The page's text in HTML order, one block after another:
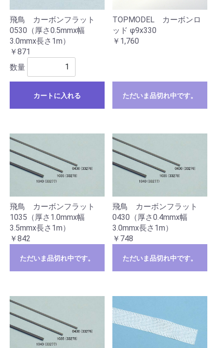
飛鳥 カーボンフラット
0530（厚さ0.5mmx幅
3.0mmx長さ1m）
￥871
数量
カートに入れる
TOPMODEL カーボンロ
ッド φ9x330
￥1,760
ただいま品切れ中です。
飛鳥 カーボンフラット
1035（厚さ1.0mmx幅
3.5mmx長さ1m）
￥842
ただいま品切れ中です。
飛鳥 カーボンフラット
0430（厚さ0.4mmx幅
3.0mmx長さ1m）
￥748
ただいま品切れ中です。